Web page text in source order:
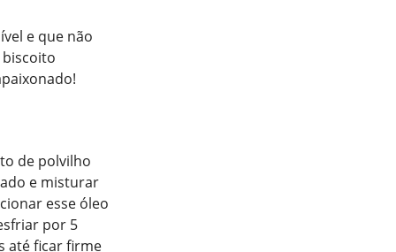
e que não
de polvilho
e misturar
esse óleo
por 5
até ficar firme